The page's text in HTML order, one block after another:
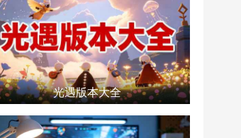
光遇版本大全